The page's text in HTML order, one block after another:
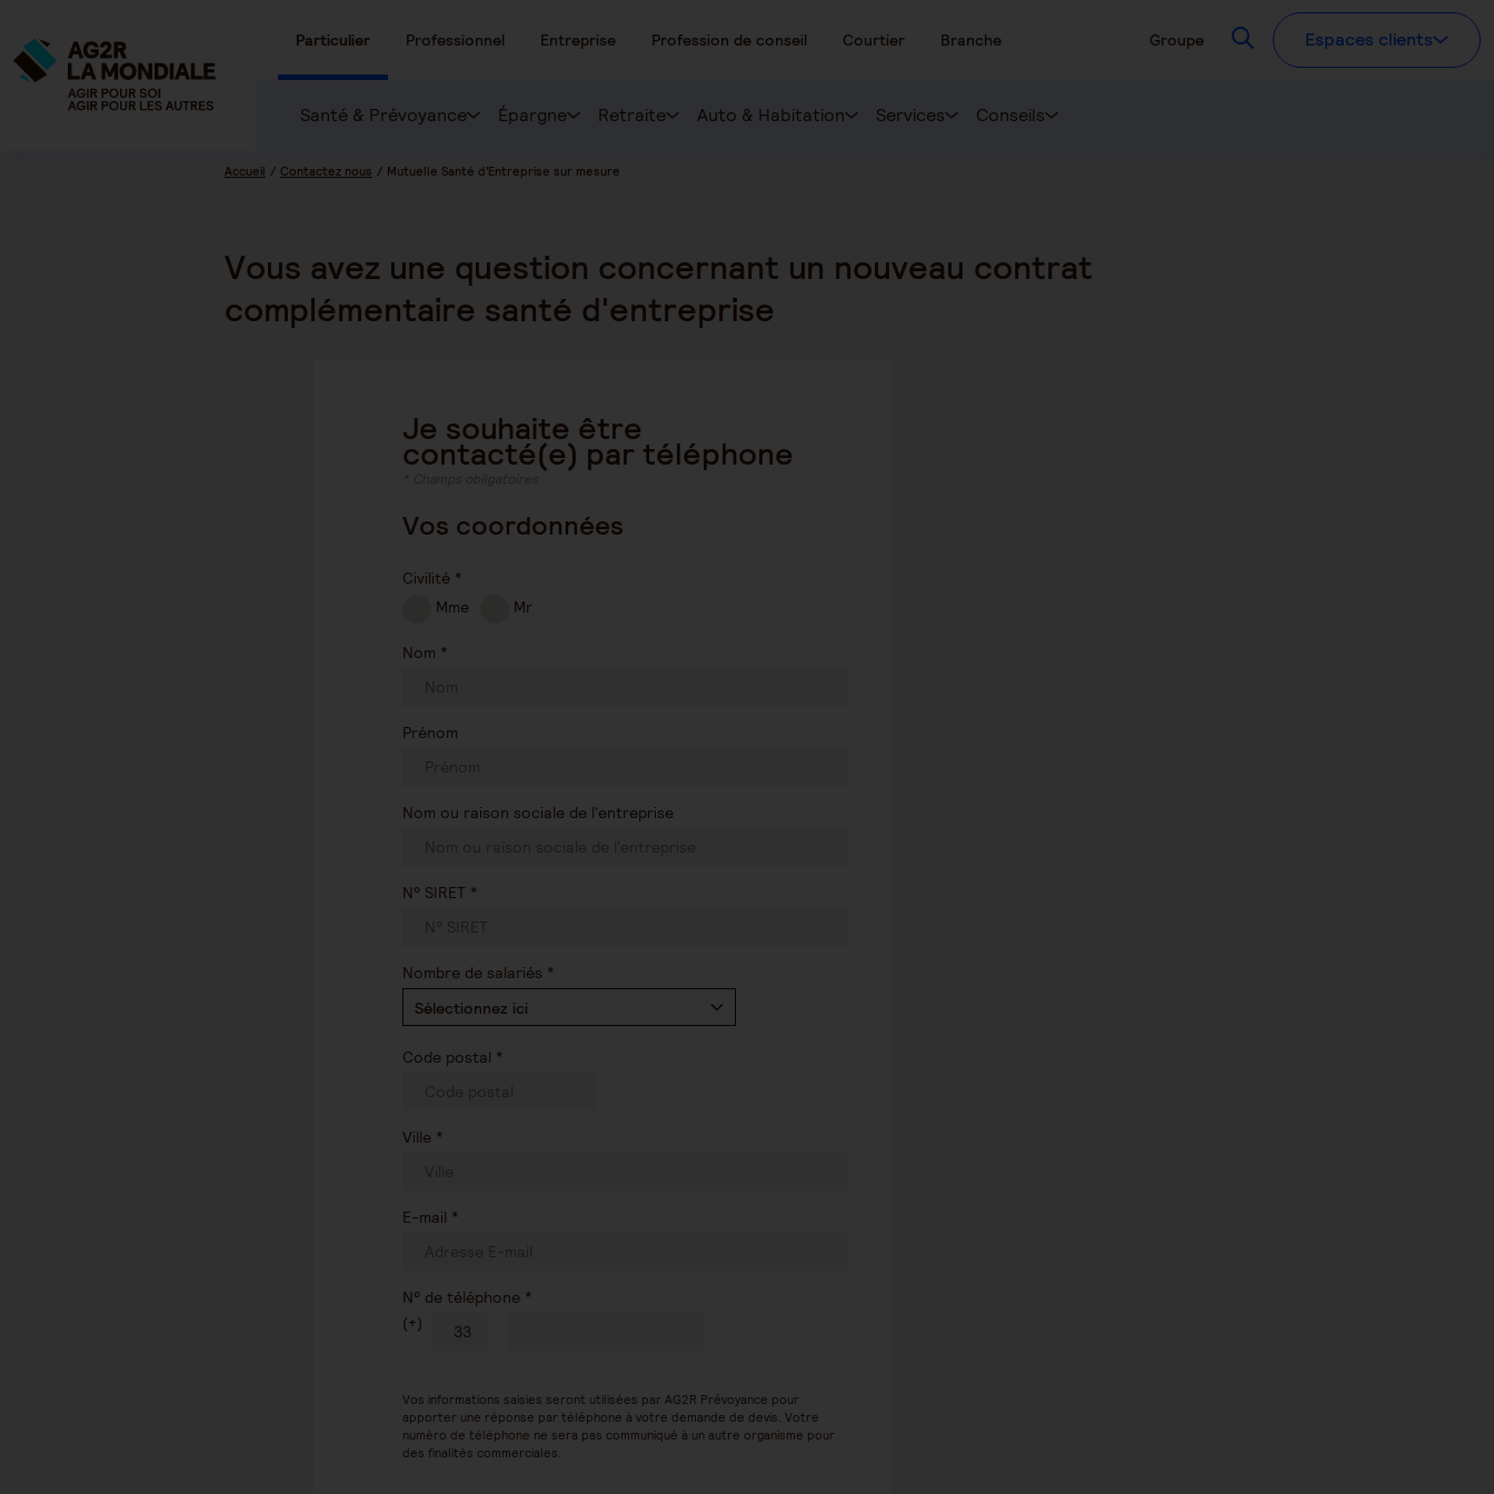
Particulier Professionnel Entreprise Profession de conseil Courtier Branche Groupe RecherchezEspaces clients
Santé & Prévoyance Épargne Retraite Auto & Habitation Services Conseils
Accueil Contactez nous Mutuelle Santé d'Entreprise sur mesure
Vous avez une question concernant un nouveau contrat
complémentaire santé d'entreprise
Je souhaite être
contacté(e) par téléphone
Vos coordonnées
Civilité *
Mme
Mr
Nom *
Prénom
Nom ou raison sociale de l'entreprise
N° SIRET *
Nombre de salariés *
Sélectionnez ici
Code postal *
Ville *
E-mail *
N° de téléphone *
(+)
Vos informations saisies seront utilisées par AG2R Prévoyance pour
apporter une réponse par téléphone à votre demande de devis. Votre
numéro de téléphone ne sera pas communiqué à un autre organisme pour
des finalités commerciales.